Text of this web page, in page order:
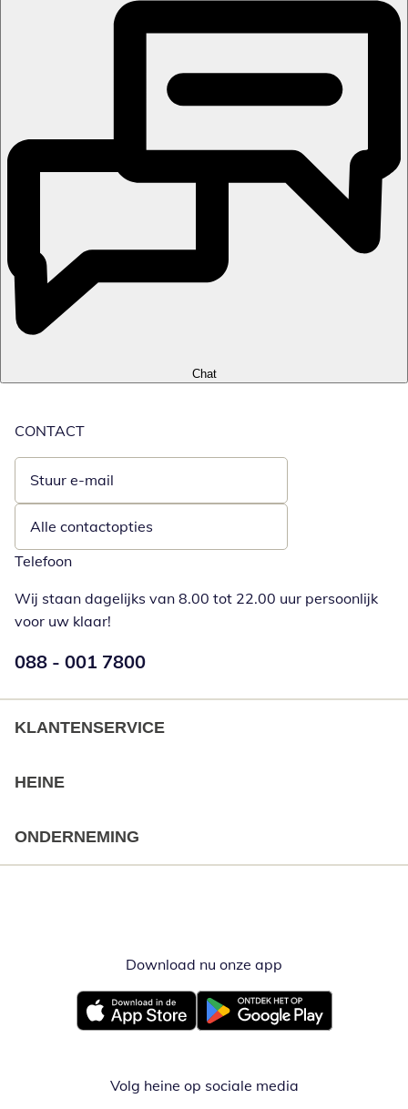
Chat
CONTACT
Stuur e-mail
Opent e-mailclient
Alle contactopties
Telefoon
Wij staan dagelijks van 8.00 tot 22.00 uur persoonlijk
voor uw klaar!
Telefoonnummer:
088 - 001 7800
KLANTENSERVICE
HEINE
ONDERNEMING
Download nu onze app
Opent in nieuw vensterOpent in nieuw venster
Volg heine op sociale media